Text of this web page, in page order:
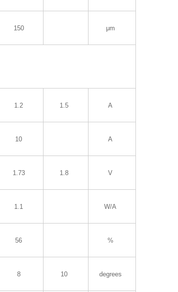
150 μm
1.2 1.5 A
10 A
1.73 1.8 V
1.1 W/A
56 %
8 10 degrees